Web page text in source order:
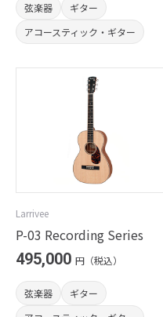
弦楽器
ギター
アコースティック・ギター
Larrivee
P-03 Recording Series
495,000 円（税込）
弦楽器
ギター